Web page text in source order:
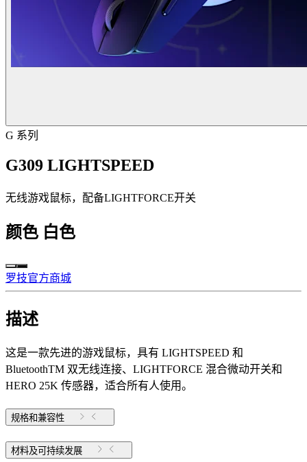
G 系列
G309 LIGHTSPEED
无线游戏鼠标，配备LIGHTFORCE开关
颜色 白色
罗技官方商城
描述
这是一款先进的游戏鼠标，具有 LIGHTSPEED 和
BluetoothTM 双无线连接、LIGHTFORCE 混合微动开关和
HERO 25K 传感器，适合所有人使用。
规格和兼容性
材料及可持续发展